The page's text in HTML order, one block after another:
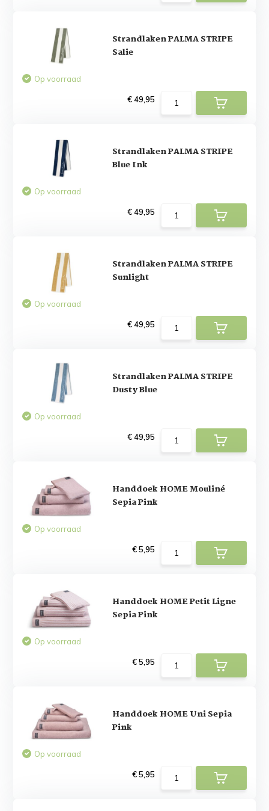
Strandlaken PALMA STRIPE
Salie
Op voorraad
€ 49,95
Strandlaken PALMA STRIPE
Blue Ink
Op voorraad
€ 49,95
Strandlaken PALMA STRIPE
Sunlight
Op voorraad
€ 49,95
Strandlaken PALMA STRIPE
Dusty Blue
Op voorraad
€ 49,95
Handdoek HOME Mouliné
Sepia Pink
Op voorraad
€ 5,95
Handdoek HOME Petit Ligne
Sepia Pink
Op voorraad
€ 5,95
Handdoek HOME Uni Sepia
Pink
Op voorraad
€ 5,95